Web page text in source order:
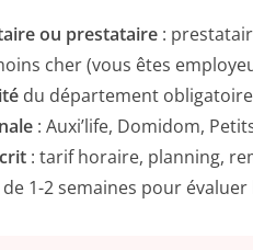
ou prestataire :
cher (vous êtes
du département
: Auxi’life, Domidom,
: tarif horaire, planning,
de 1-2 semaines pour